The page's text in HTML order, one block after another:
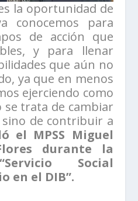
la oportunidad de
conocemos para
de acción que
y para llenar
que aún no
ya que en menos
ejerciendo como
trata de cambiar
de contribuir a
el MPSS Miguel
durante la
Social
en el DIB”.